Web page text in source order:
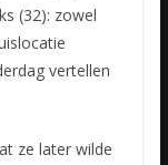
(32): zowel
vertellen
ze later wilde